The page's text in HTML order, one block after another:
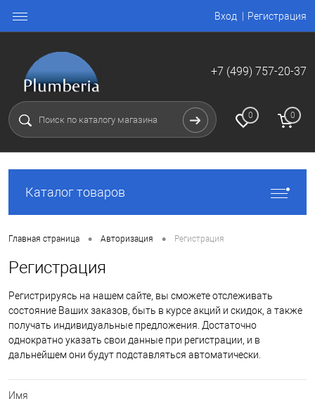
Вход Регистрация
+7 (499) 757-20-37
0 0
Каталог товаров
Главная страница • Авторизация • Регистрация
Регистрация
Регистрируясь на нашем сайте, вы сможете отслеживать
состояние Ваших заказов, быть в курсе акций и скидок, а также
получать индивидуальные предложения. Достаточно
однократно указать свои данные при регистрации, и в
дальнейшем они будут подставляться автоматически.
Имя